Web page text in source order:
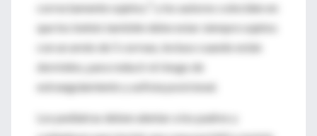
correctamente sujetos,
y los autores coinciden en
que los bebés también debe estar siempre sujetos
con un arnés de 5 correas, incluso cuando están
dormidos, para reducir el riesgo de
estrangulamiento y asfixia posicional.
Los pediatras deben alentar a los padres y